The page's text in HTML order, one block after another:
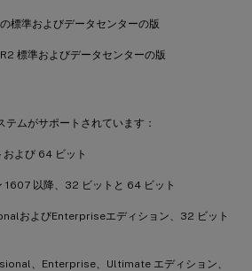
標準およびデータセンターの版
標準およびデータセンターの版
ムがサポートされています：
よび 64 ビット
1607 以降、32 ビットと 64 ビット
およびEnterpriseエディション、32 ビット
、Enterprise、Ultimate エディション、